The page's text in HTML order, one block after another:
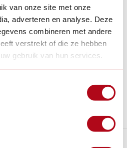
van onze site met onze
adverteren en analyse. Deze
combineren met andere
verstrekt of die ze hebben
gebruik van hun services.
water op voor de gemiddelde
waarde toe aan je tuin of balkon.
regenpijp is een aparte regenton